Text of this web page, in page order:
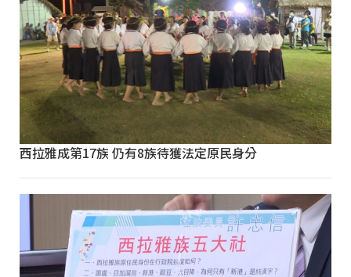
西拉雅成第17族 仍有8族待獲法定原民身分